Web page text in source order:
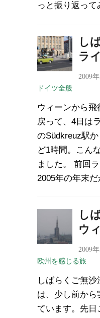
っと振り返っ
し
ラ
2009
ドイツ全般
ウィーンから
戻って、4日は
のSüdkreuz駅
ど1時間。こん
ました。 前回
2005年の年末
し
ウ
2009
欧州を感じる旅
しばらくご無
は、少し前か
ています。先日